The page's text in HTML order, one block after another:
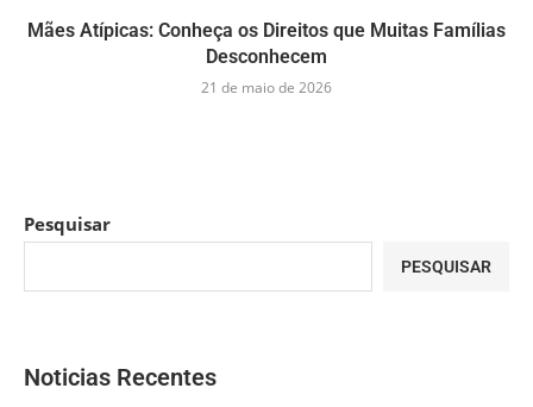
Mães Atípicas: Conheça os Direitos que Muitas Famílias
Desconhecem
21 de maio de 2026
Pesquisar
PESQUISAR
Noticias Recentes